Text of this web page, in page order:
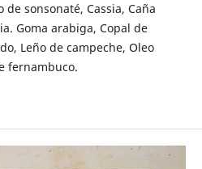
sonsonaté, Cassia, Caña
Goma arabiga, Copal de
Leño de campeche, Oleo
fernambuco.